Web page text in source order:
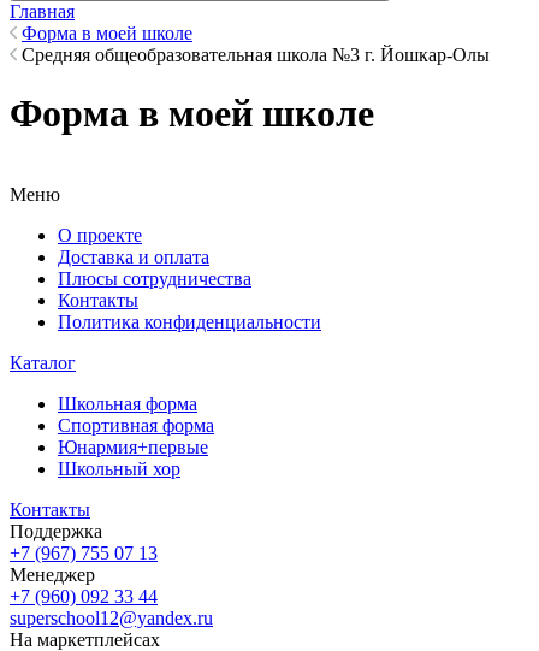
Главная
Форма в моей школе
Средняя общеобразовательная школа №3 г. Йошкар-Олы
Форма в моей школе
Меню
О проекте
Доставка и оплата
Плюсы сотрудничества
Контакты
Политика конфиденциальности
Каталог
Школьная форма
Спортивная форма
Юнармия+первые
Школьный хор
Контакты
Поддержка
+7 (967) 755 07 13
Менеджер
+7 (960) 092 33 44
superschool12@yandex.ru
На маркетплейсах